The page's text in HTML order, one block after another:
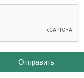
Отправить